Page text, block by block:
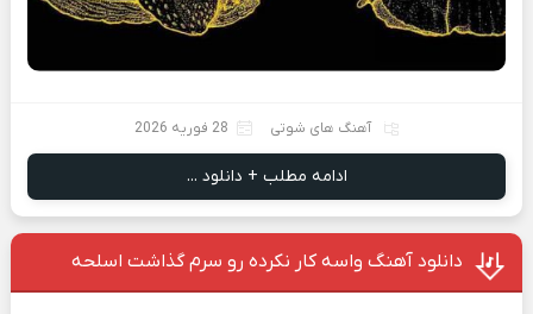
آهنگ های شوتی 28 فوریه 2026
ادامه مطلب + دانلود ...
دانلود آهنگ واسه کار نکرده رو سرم گذاشت اسلحه